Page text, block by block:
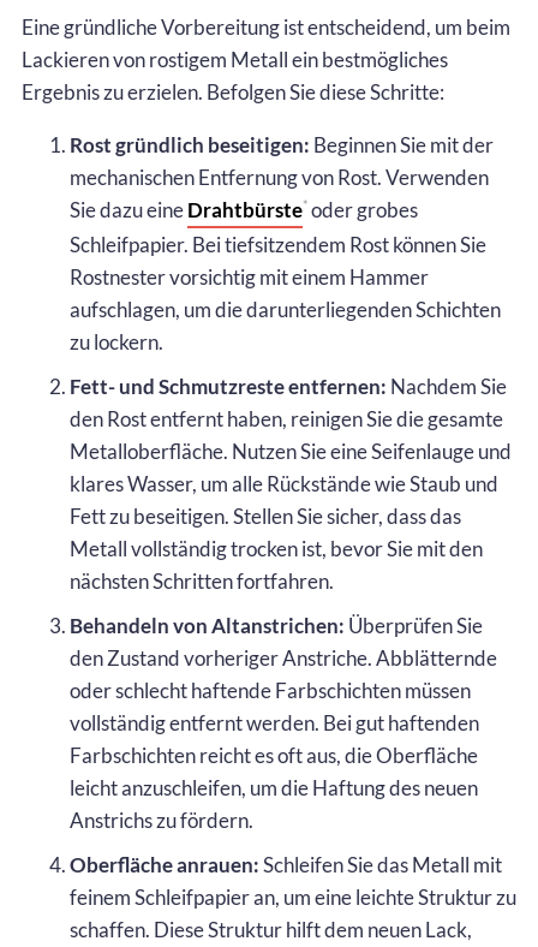
Eine gründliche Vorbereitung ist entscheidend, um beim
Lackieren von rostigem Metall ein bestmögliches
Ergebnis zu erzielen. Befolgen Sie diese Schritte:
Rost gründlich beseitigen: Beginnen Sie mit der
mechanischen Entfernung von Rost. Verwenden
Sie dazu eineDrahtbürste* oder grobes
Schleifpapier. Bei tiefsitzendem Rost können Sie
Rostnester vorsichtig mit einem Hammer
aufschlagen, um die darunterliegenden Schichten
zu lockern.
Fett- und Schmutzreste entfernen: Nachdem Sie
den Rost entfernt haben, reinigen Sie die gesamte
Metalloberfläche. Nutzen Sie eine Seifenlauge und
klares Wasser, um alle Rückstände wie Staub und
Fett zu beseitigen. Stellen Sie sicher, dass das
Metall vollständig trocken ist, bevor Sie mit den
nächsten Schritten fortfahren.
Behandeln von Altanstrichen: Überprüfen Sie
den Zustand vorheriger Anstriche. Abblätternde
oder schlecht haftende Farbschichten müssen
vollständig entfernt werden. Bei gut haftenden
Farbschichten reicht es oft aus, die Oberfläche
leicht anzuschleifen, um die Haftung des neuen
Anstrichs zu fördern.
Oberfläche anrauen:Schleifen Sie das Metall mit
feinem Schleifpapier an, um eine leichte Struktur zu
schaffen. Diese Struktur hilft dem neuen Lack,